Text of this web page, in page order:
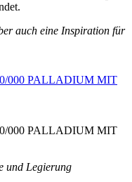
auch eine Inspiration für
000 PALLADIUM MIT
000 PALLADIUM MIT
und Legierung